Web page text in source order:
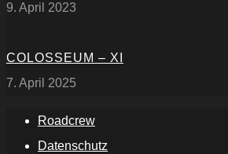
9. April 2023
COLOSSEUM – XI
7. April 2025
Roadcrew
Datenschutz